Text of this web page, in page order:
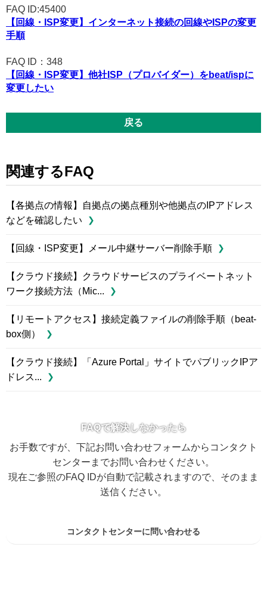
FAQ ID:45400
【回線・ISP変更】インターネット接続の回線やISPの変更
手順
FAQ ID：348
【回線・ISP変更】他社ISP（プロバイダー）をbeat/ispに
変更したい
戻る
関連するFAQ
【各拠点の情報】自拠点の拠点種別や他拠点のIPアドレス
などを確認したい
【回線・ISP変更】メール中継サーバー削除手順
【クラウド接続】クラウドサービスのプライベートネット
ワーク接続方法（Mic...
【リモートアクセス】接続定義ファイルの削除手順（beat-
box側）
【クラウド接続】「Azure Portal」サイトでパブリックIPア
ドレス...
FAQで解決しなかったら
お手数ですが、下記お問い合わせフォームからコンタクト
センターまでお問い合わせください。
現在ご参照のFAQ IDが自動で記載されますので、そのまま
送信ください。
コンタクトセンターに問い合わせる